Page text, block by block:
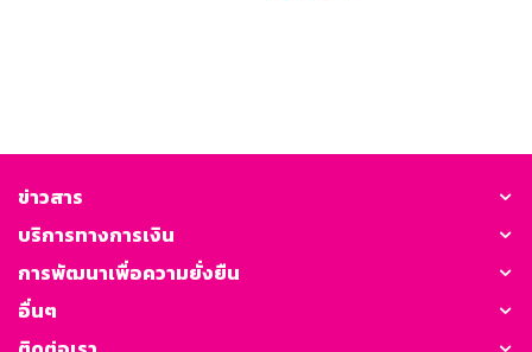
ข่าวสาร
บริการทางการเงิน
การพัฒนาเพื่อความยั่งยืน
อื่นๆ